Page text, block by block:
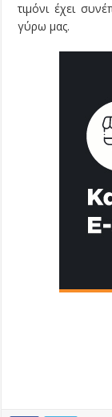
τιμόνι έχει
γύρω μας.